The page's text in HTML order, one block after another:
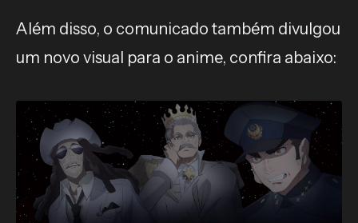
Além disso, o comunicado também divulgou
um novo visual para o anime, confira abaixo: